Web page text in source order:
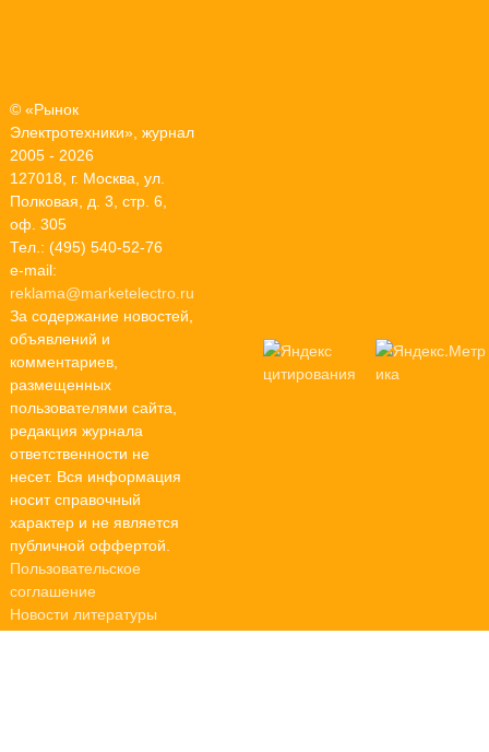
© «Рынок
Электротехники», журнал
2005 - 2026
127018, г. Москва, ул.
Полковая, д. 3, стр. 6,
оф. 305
Тел.: (495) 540-52-76
e-mail:
reklama@marketelectro.ru
За содержание новостей,
объявлений и
комментариев,
размещенных
пользователями сайта,
редакция журнала
ответственности не
несет. Вся информация
носит справочный
характер и не является
публичной оффертой.
Пользовательское
соглашение
Новости литературы